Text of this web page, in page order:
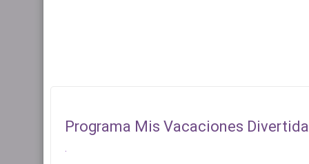
Programa Mis Vacaciones
.